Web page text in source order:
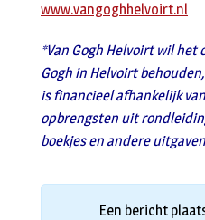
www.vangoghhelvoirt.nl
*Van Gogh Helvoirt wil het
Gogh in Helvoirt
is financieel afhankelijk
opbrengsten uit
boekjes en andere
Een bericht